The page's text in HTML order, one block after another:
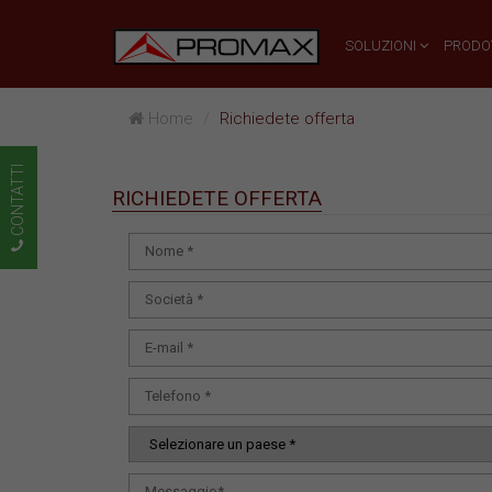
SOLUZIONI
Home Richiedete offerta
RICHIEDETE OFFERTA
CONTATTI